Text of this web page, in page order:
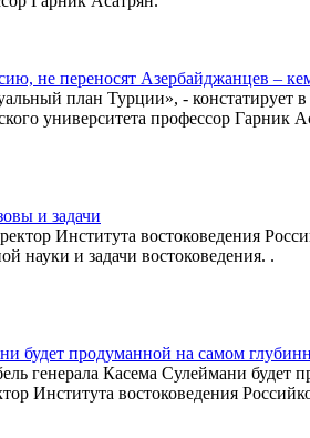
не переносят Азербайджанцев –
план Турции», - констатирует
университета профессор Гарник
и задачи
Института востоковедения
науки и задачи востоковедения. .
будет продуманной на самом
генерала Касема Сулеймани
Института востоковедения